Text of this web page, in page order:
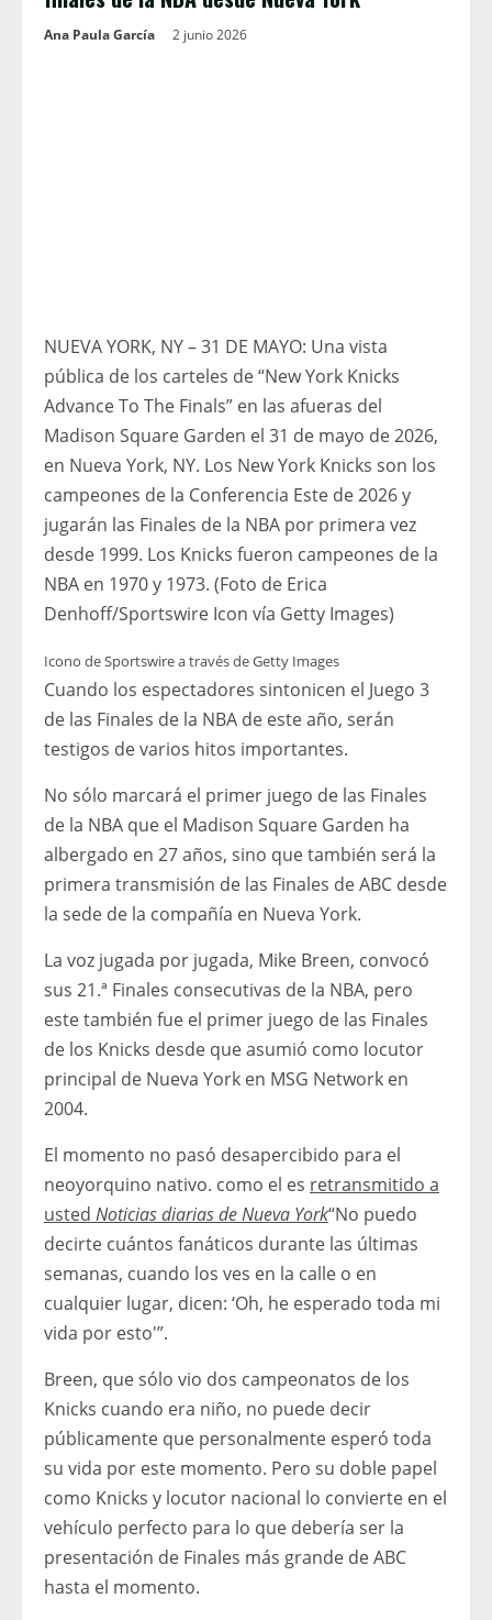
Ana Paula García 2 junio 2026
NUEVA YORK, NY – 31 DE MAYO: Una vista
pública de los carteles de “New York Knicks
Advance To The Finals” en las afueras del
Madison Square Garden el 31 de mayo de 2026,
en Nueva York, NY. Los New York Knicks son los
campeones de la Conferencia Este de 2026 y
jugarán las Finales de la NBA por primera vez
desde 1999. Los Knicks fueron campeones de la
NBA en 1970 y 1973. (Foto de Erica
Denhoff/Sportswire Icon vía Getty Images)
Icono de Sportswire a través de Getty Images
Cuando los espectadores sintonicen el Juego 3
de las Finales de la NBA de este año, serán
testigos de varios hitos importantes.
No sólo marcará el primer juego de las Finales
de la NBA que el Madison Square Garden ha
albergado en 27 años, sino que también será la
primera transmisión de las Finales de ABC desde
la sede de la compañía en Nueva York.
La voz jugada por jugada, Mike Breen, convocó
sus 21.ª Finales consecutivas de la NBA, pero
este también fue el primer juego de las Finales
de los Knicks desde que asumió como locutor
principal de Nueva York en MSG Network en
2004.
El momento no pasó desapercibido para el
neoyorquino nativo. como el es retransmitido a
usted Noticias diarias de Nueva York“No puedo
decirte cuántos fanáticos durante las últimas
semanas, cuando los ves en la calle o en
cualquier lugar, dicen: ‘Oh, he esperado toda mi
vida por esto'”.
Breen, que sólo vio dos campeonatos de los
Knicks cuando era niño, no puede decir
públicamente que personalmente esperó toda
su vida por este momento. Pero su doble papel
como Knicks y locutor nacional lo convierte en el
vehículo perfecto para lo que debería ser la
presentación de Finales más grande de ABC
hasta el momento.